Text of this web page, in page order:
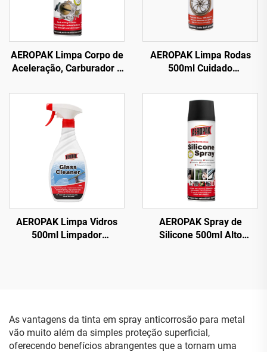
AEROPAK Limpa Corpo de
Aceleração, Carburador e
Carburação para Carro
AEROPAK Limpa Rodas
500ml Cuidado
para Carros e Rodas
AEROPAK Limpa Vidros
500ml Limpador
AEROPAK Spray de
Silicone 500ml Alto
As vantagens da tinta em spray anticorrosão para metal
vão muito além da simples proteção superficial,
oferecendo benefícios abrangentes que a tornam uma